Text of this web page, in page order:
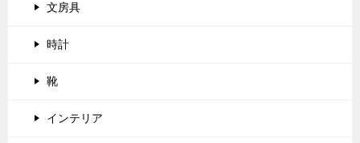
文房具
時計
靴
インテリア